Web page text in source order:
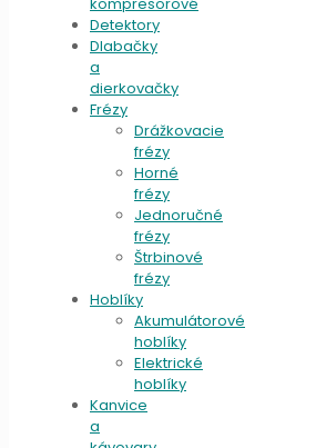
Detektory
Dlabačky
a
dierkovačky
Frézy
Drážkovacie
frézy
Horné
frézy
Jednoručné
frézy
Štrbinové
frézy
Hoblíky
Akumulátorové
hoblíky
Elektrické
hoblíky
Kanvice
a